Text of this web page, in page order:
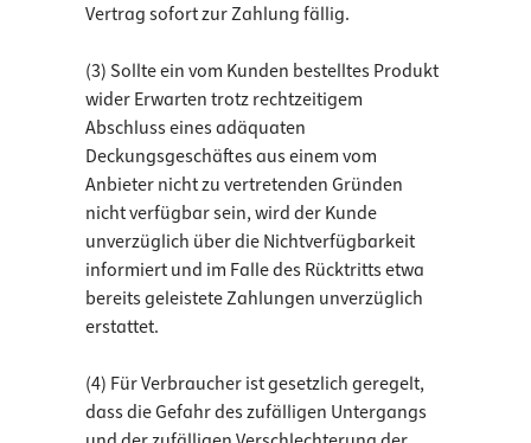
Vertrag sofort zur Zahlung fällig.
(3) Sollte ein vom Kunden bestelltes Produkt
wider Erwarten trotz rechtzeitigem
Abschluss eines adäquaten
Deckungsgeschäftes aus einem vom
Anbieter nicht zu vertretenden Gründen
nicht verfügbar sein, wird der Kunde
unverzüglich über die Nichtverfügbarkeit
informiert und im Falle des Rücktritts etwa
bereits geleistete Zahlungen unverzüglich
erstattet.
(4) Für Verbraucher ist gesetzlich geregelt,
dass die Gefahr des zufälligen Untergangs